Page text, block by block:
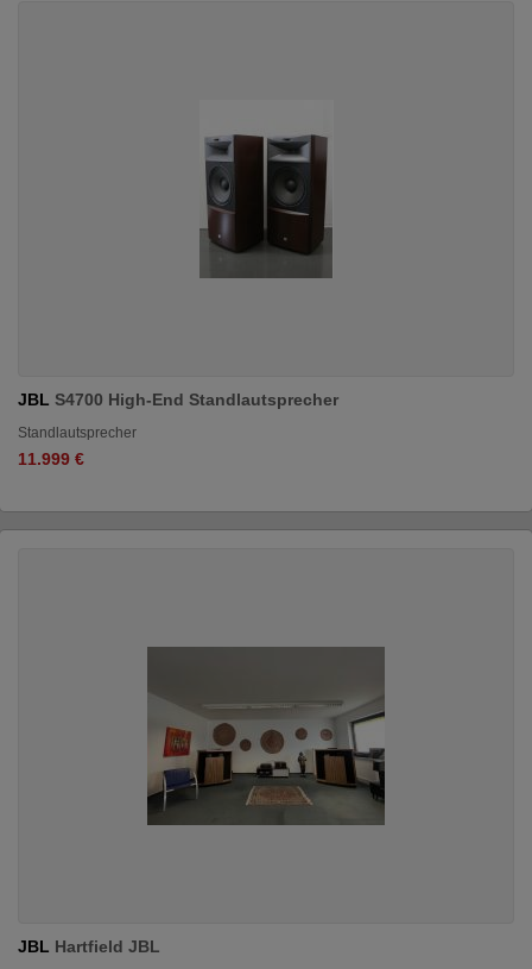
JBL S4700 High-End Standlautsprecher
Standlautsprecher
11.999 €
JBL Hartfield JBL